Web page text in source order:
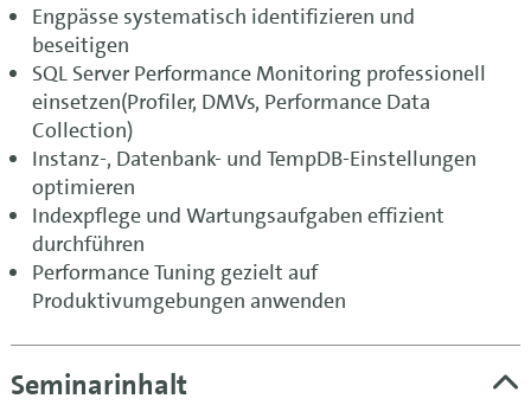
Engpässe systematisch identifizieren und
beseitigen
SQL Server Performance Monitoring professionell
einsetzen(Profiler, DMVs, Performance Data
Collection)
Instanz-, Datenbank- und TempDB-Einstellungen
optimieren
Indexpflege und Wartungsaufgaben effizient
durchführen
Performance Tuning gezielt auf
Produktivumgebungen anwenden
Seminarinhalt